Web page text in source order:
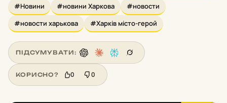
#Новини
#новини Харкова
#новости
#новости харькова
#Харків місто-герой
ПІДСУМУВАТИ:
КОРИСНО? 0 0